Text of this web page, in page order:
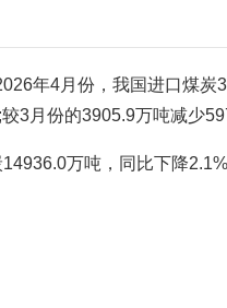
年4月份，我国进口煤炭
3月份的3905.9万吨减少
万吨，同比下降2.1%